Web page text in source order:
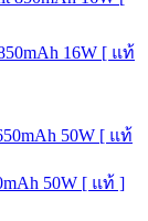
16W [ แท้
50W [ แท้ ]